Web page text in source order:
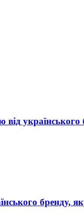
бренду,